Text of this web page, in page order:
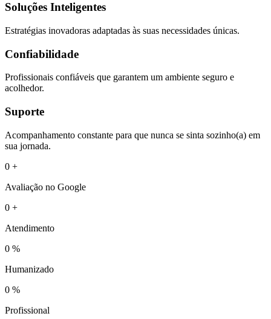
Soluções Inteligentes
Estratégias inovadoras adaptadas às suas necessidades únicas.
Confiabilidade
Profissionais confiáveis que garantem um ambiente seguro e
acolhedor.
Suporte
Acompanhamento constante para que nunca se sinta sozinho(a) em
sua jornada.
0 +
Avaliação no Google
0 +
Atendimento
0 %
Humanizado
0 %
Profissional